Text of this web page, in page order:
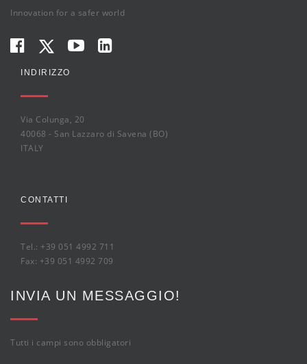
Innovation for a safer world
INDIRIZZO
Via Colunga, 20
40068 - San Lazzaro di Savena (BO)
ITALY
CONTATTI
Tel.: +39 051 4992 711
Fax: +39 051 4992 709
INVIA UN MESSAGGIO!
Tutti i campi sono obbligatori